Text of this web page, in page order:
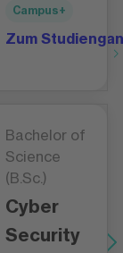
Campus+
Zum
Bachelor of
Science
(B.Sc.)
Cyber
Security